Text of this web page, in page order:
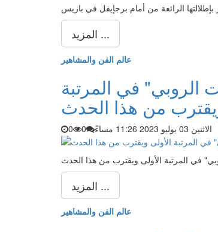
الرائعة من أمام برجإيفل في باريس
المزيد ...
عالم الفن والمشاهير
الروبي" في المرتبة
الاثنين 03 يوليو 2023 11:26 مساءً 0
0
المزيد ...
عالم الفن والمشاهير